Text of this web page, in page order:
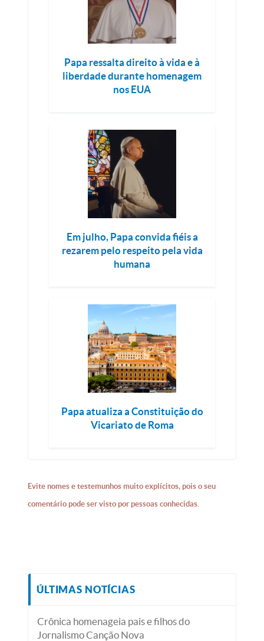
Papa ressalta direito à vida e à
liberdade durante homenagem
nos EUA
Em julho, Papa convida fiéis a
rezarem pelo respeito pela vida
humana
Papa atualiza a Constituição do
Vicariato de Roma
Evite nomes e testemunhos muito explícitos, pois o seu
comentário pode ser visto por pessoas conhecidas.
ÚLTIMAS NOTÍCIAS
Crônica homenageia pais e filhos do
Jornalismo Canção Nova